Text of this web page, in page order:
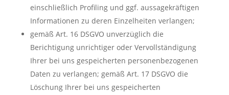
einschließlich Profiling und ggf. aussagekräftigen
Informationen zu deren Einzelheiten verlangen;
gemäß Art. 16 DSGVO unverzüglich die
Berichtigung unrichtiger oder Vervollständigung
Ihrer bei uns gespeicherten personenbezogenen
Daten zu verlangen; gemäß Art. 17 DSGVO die
Löschung Ihrer bei uns gespeicherten